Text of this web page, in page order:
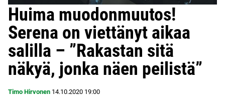
Huima muodonmuutos!
Serena on viettänyt aikaa
salilla – ”Rakastan sitä
näkyä, jonka näen peilistä”
Timo Hirvonen 14.10.2020 19:00